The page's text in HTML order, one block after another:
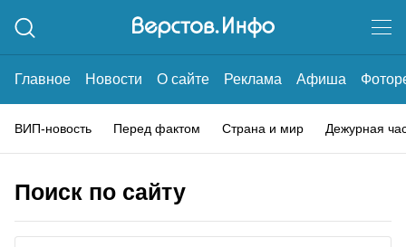
Главное Новости О сайте Реклама Афиша
ВИП-новость Перед фактом Страна и мир Дежурная
Поиск по сайту